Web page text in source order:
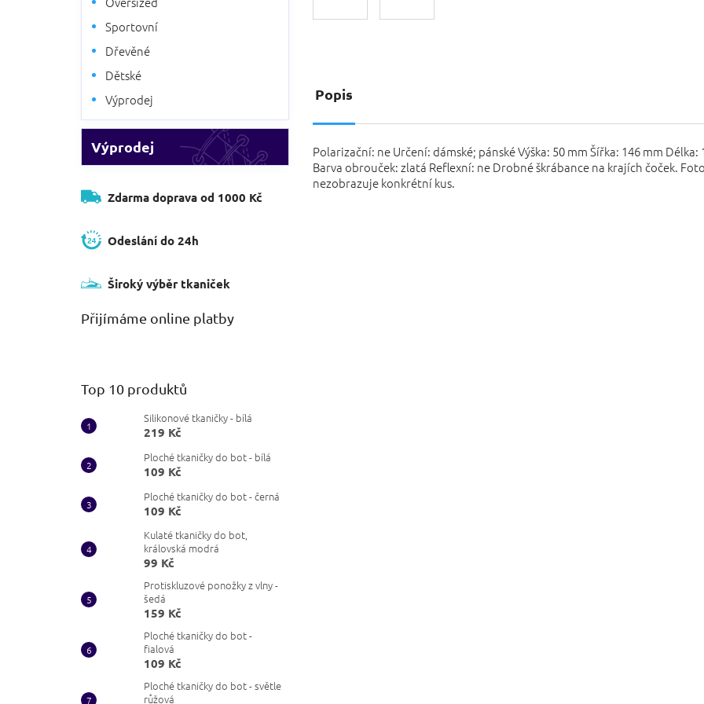
Sportovní
Dřevěné
Dětské
Výprodej
Výprodej
Zdarma doprava od 1000 Kč
Odeslání do 24h
Široký výběr tkaniček
Přijímáme online platby
Top 10 produktů
Silikonové tkaničky - bílá
219 Kč
Ploché tkaničky do bot - bílá
109 Kč
Ploché tkaničky do bot - černá
109 Kč
Kulaté tkaničky do bot,
královská modrá
99 Kč
Protiskluzové ponožky z vlny -
šedá
159 Kč
Ploché tkaničky do bot -
fialová
109 Kč
Ploché tkaničky do bot - světle
růžová
Popis
Polarizační: ne Určení: dámské; pánské Výška: 50 mm Šířka: 146 mm Délka:
Barva obrouček: zlatá Reflexní: ne Drobné škrábance na krajích čoček.
nezobrazuje konkrétní kus.